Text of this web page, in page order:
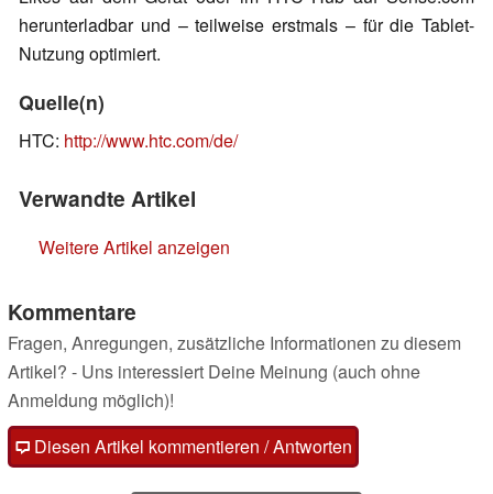
herunterladbar und – teilweise erstmals – für die Tablet-
Nutzung optimiert.
Quelle(n)
HTC: http://www.htc.com/de/
Verwandte Artikel
Weitere Artikel anzeigen
Kommentare
Fragen, Anregungen, zusätzliche Informationen zu diesem
Artikel? - Uns interessiert Deine Meinung (auch ohne
Anmeldung möglich)!
Diesen Artikel kommentieren / Antworten